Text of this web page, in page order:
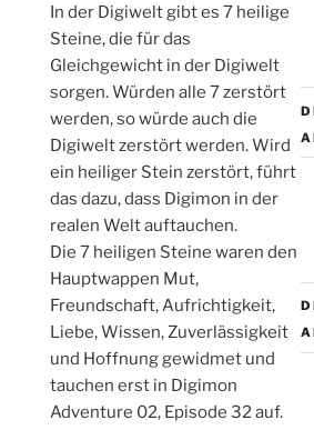
ist alles gut.
Michael
(Sonntag, Okt. 19. 2025 18:00 )
Für Steffi - Danke für das Angebot, ich
hoffe bei dir gibt es nicht so ein Mist wie
bei mir.
[Antwort]
Steffi
(Montag, Okt. 13. 2025 21:48 )
Für Michael - alles klar, dann schreiben wir
5 »
In der Digiwelt gibt es 7 heilige
Steine, die für das
Gleichgewicht in der Digiwelt
sorgen. Würden alle 7 zerstört
werden, so würde auch die
Digiwelt zerstört werden. Wird
ein heiliger Stein zerstört, führt
das dazu, dass Digimon in der
realen Welt auftauchen.
Die 7 heiligen Steine waren den
Hauptwappen Mut,
Freundschaft, Aufrichtigkeit,
Liebe, Wissen, Zuverlässigkeit
und Hoffnung gewidmet und
tauchen erst in Digimon
Adventure 02, Episode 32 auf.